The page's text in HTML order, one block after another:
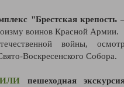
"Брестская крепость
воинов Красной Армии.
войны,
Воскресенского Собора.
ИЛИ пешеходная